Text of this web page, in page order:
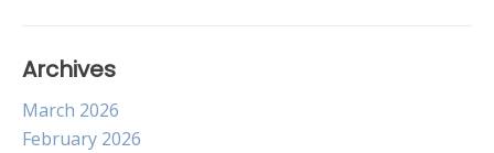
Archives
March 2026
February 2026